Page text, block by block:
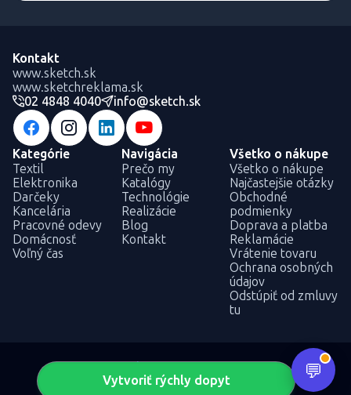
Vytvoriť rýchly dopyt
Kontakt
www.sketch.sk
www.sketchreklama.sk
02 4848 4040
info@sketch.sk
Kategórie
Textil
Elektronika
Darčeky
Kancelária
Pracovné odevy
Domácnosť
Voľný čas
Navigácia
Prečo my
Katalógy
Technológie
Realizácie
Blog
Kontakt
Všetko o nákupe
Všetko o nákupe
Najčastejšie otázky
Obchodné
podmienky
Doprava a platba
Reklamácie
Vrátenie tovaru
Ochrana osobných
údajov
Odstúpiť od zmluvy
tu